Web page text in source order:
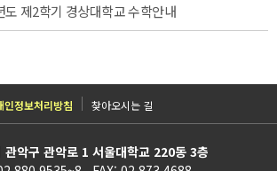
제2학기 경상대학교 수학안내
인정보처리방침 찾아오시는 길
관악구 관악로 1 서울대학교 220동 3층